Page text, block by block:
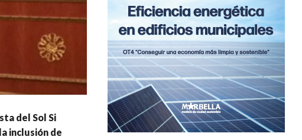
del Sol Si
inclusión de